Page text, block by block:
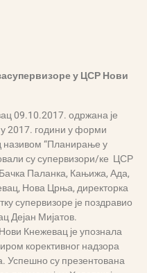
супервизоре у ЦСР Нови
09.10.2017. одржана је
у 2017. години у форми
називом “Планирање у
су супервизори/ке ЦСР
Паланка, Кањижа, Ада,
Нова Црња, директорка
супервизоре је поздравио
Дејан Мијатов.
Кнежевац је упознала
корективног надзора
Успешно су презентована